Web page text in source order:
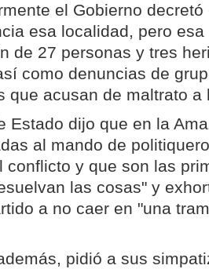
el Gobierno
esa localidad, pero
de 27 personas y tres
como denuncias de
que acusan de maltrato a
Estado dijo que en la
al mando de
conflicto y que son las
las cosas" y
a no caer en "una
pidió a sus